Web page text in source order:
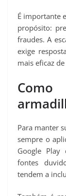
É importante
propósito:
fraudes. A
exige
mais eficaz
Para manter
sempre o
Google Play
fontes
tendem a